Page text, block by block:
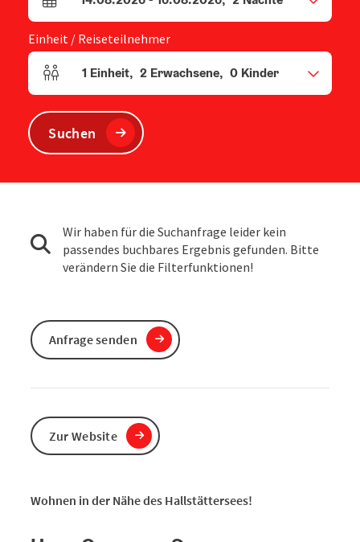
Wohnen in der Nähe des Hallstättersees!
An- und Abreisefelder
Einheit / Reiseteilnehmer
Einheitenanzahl und Personenfelder
1 Einheit, 2 Erwachsene, 0 Kinder
Suchen
Wir haben für die Suchanfrage leider kein
passendes buchbares Ergebnis gefunden. Bitte
verändern Sie die Filterfunktionen!
Anfrage senden
Zur Website